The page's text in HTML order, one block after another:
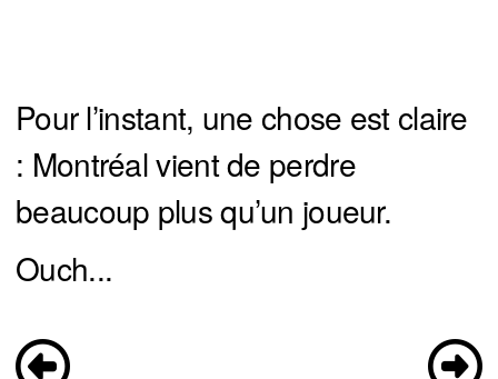
Pour l’instant, une chose est claire
: Montréal vient de perdre
beaucoup plus qu’un joueur.
Ouch...